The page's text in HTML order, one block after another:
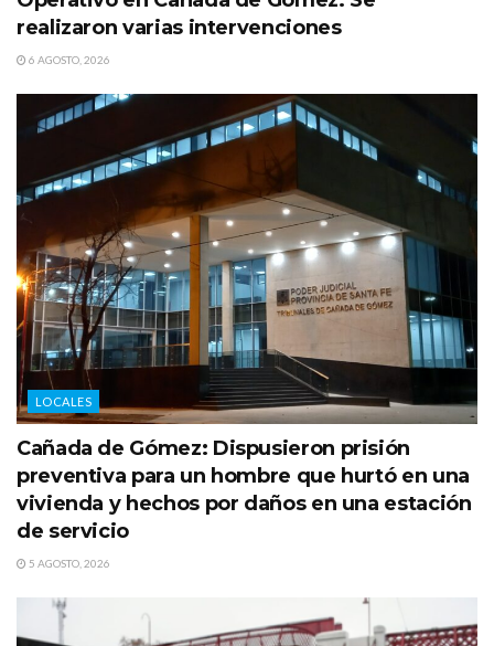
realizaron varias intervenciones
6 AGOSTO, 2026
LOCALES
Cañada de Gómez: Dispusieron prisión
preventiva para un hombre que hurtó en una
vivienda y hechos por daños en una estación
de servicio
5 AGOSTO, 2026